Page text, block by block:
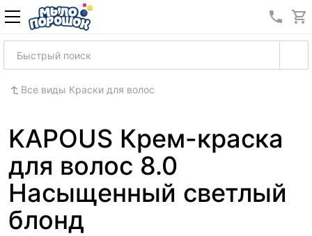
8
Все виды Краски для волос
KAPOUS Крем-краска
для волос 8.0
Насыщенный светлый
блонд